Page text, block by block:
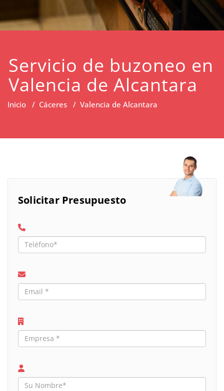
Servicio de buzoneo en
Valencia de Alcantara
Inicio / Cáceres / Valencia de Alcantara
Solicitar Presupuesto